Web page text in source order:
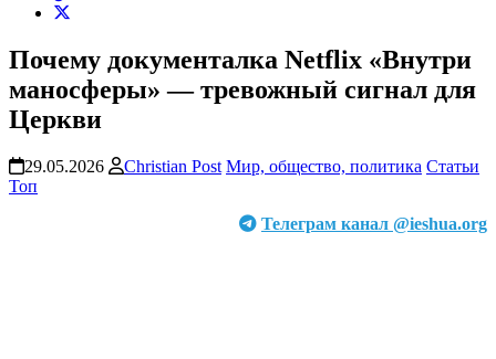
Почему документалка Netflix «Внутри
маносферы» — тревожный сигнал для
Церкви
29.05.2026 Christian Post Мир, общество, политика Статьи
Топ
Телеграм канал @ieshua.org